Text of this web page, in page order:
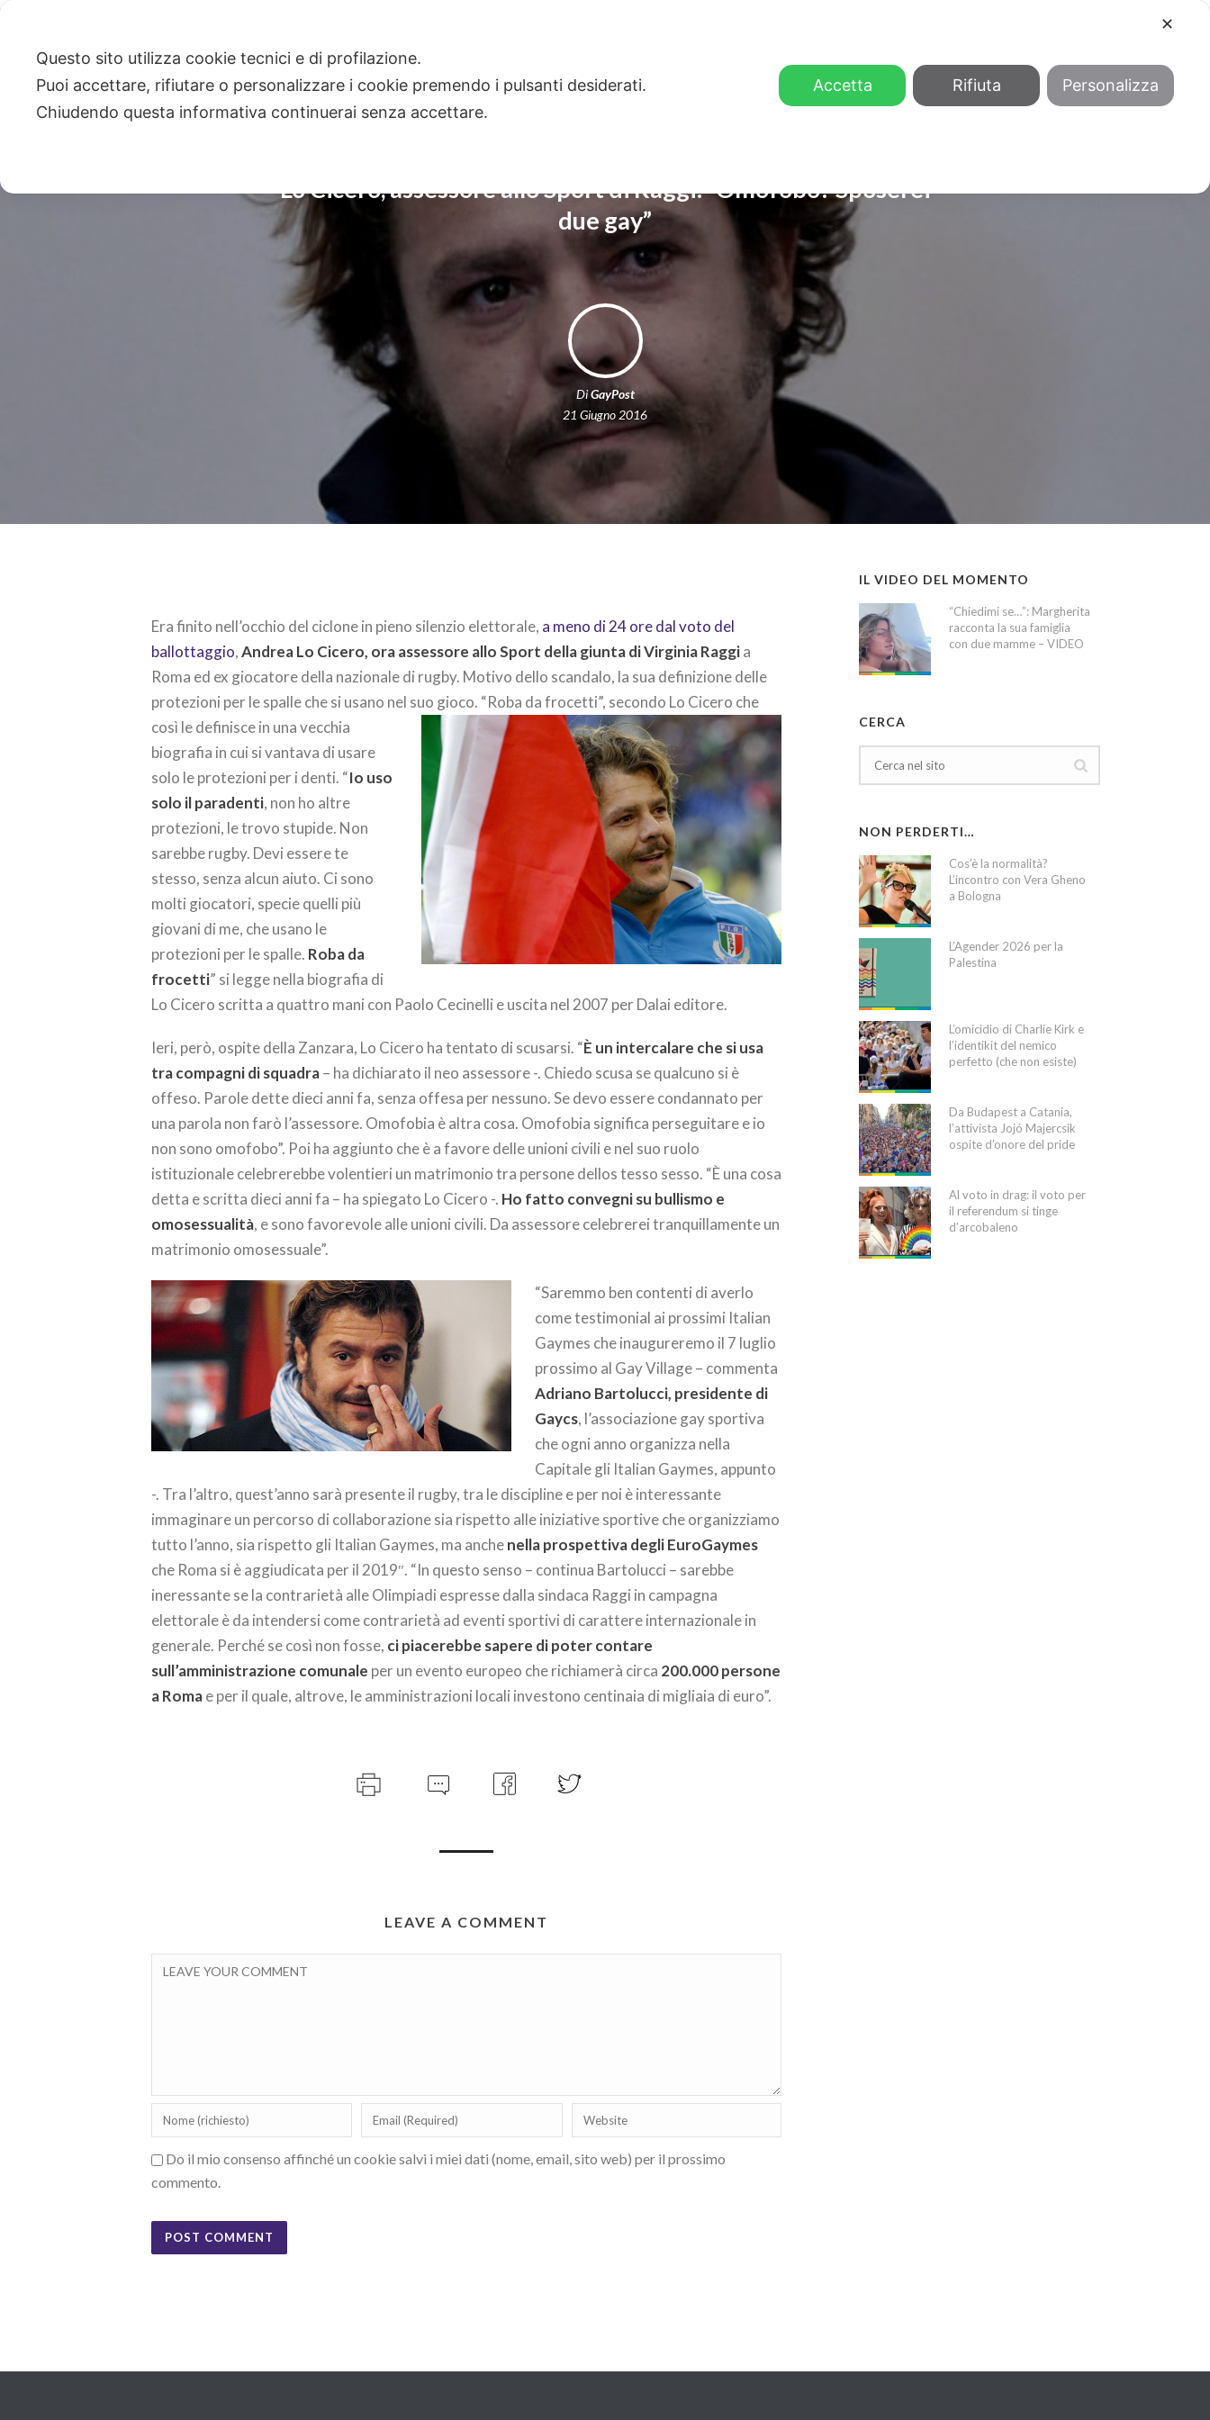
Lo Cicero, assessore allo Sport di Raggi: “Omofobo? Sposerei
due gay”
DiGayPost
21 Giugno 2016
Era finito nell’occhio del ciclone in pieno silenzio elettorale, a meno di 24 ore dal voto del
ballottaggio,Andrea Lo Cicero, ora assessore allo Sport della giunta di Virginia Raggia
Roma ed ex giocatore della nazionale di rugby. Motivo dello scandalo, la sua definizione delle
protezioni per le spalle che si usano nel suo gioco. “Roba da frocetti”, secondo Lo Cicero che
così le definisce in una vecchia
biografia in cui si vantava di usare
solo le protezioni per i denti. “Io uso
solo il paradenti, non ho altre
protezioni, le trovo stupide. Non
sarebbe rugby. Devi essere te
stesso, senza alcun aiuto. Ci sono
molti giocatori, specie quelli più
giovani di me, che usano le
protezioni per le spalle. Roba da
frocetti” si legge nella biografia di
Lo Cicero scritta a quattro mani con Paolo Cecinelli e uscita nel 2007 per Dalai editore.
Ieri, però, ospite della Zanzara, Lo Cicero ha tentato di scusarsi. “È un intercalare che si usa
tra compagni di squadra– ha dichiarato il neo assessore -. Chiedo scusa se qualcuno si è
offeso. Parole dette dieci anni fa, senza offesa per nessuno. Se devo essere condannato per
una parola non farò l’assessore. Omofobia è altra cosa. Omofobia significa perseguitare e io
non sono omofobo”. Poi ha aggiunto che è a favore delle unioni civili e nel suo ruolo
istituzionale celebrerebbe volentieri un matrimonio tra persone dellos tesso sesso. “È una cosa
detta e scritta dieci anni fa – ha spiegato Lo Cicero -. Ho fatto convegni su bullismo e
omosessualità, e sono favorevole alle unioni civili. Da assessore celebrerei tranquillamente un
matrimonio omosessuale”.
“Saremmo ben contenti di averlo
come testimonial ai prossimi Italian
Gaymes che inaugureremo il 7 luglio
prossimo al Gay Village – commenta
Adriano Bartolucci, presidente di
Gaycs, l’associazione gay sportiva
che ogni anno organizza nella
Capitale gli Italian Gaymes, appunto
-. Tra l’altro, quest’anno sarà presente il rugby, tra le discipline e per noi è interessante
immaginare un percorso di collaborazione sia rispetto alle iniziative sportive che organizziamo
tutto l’anno, sia rispetto gli Italian Gaymes, ma anchenella prospettiva degli EuroGaymes
che Roma si è aggiudicata per il 2019″. “In questo senso – continua Bartolucci – sarebbe
ineressante se la contrarietà alle Olimpiadi espresse dalla sindaca Raggi in campagna
elettorale è da intendersi come contrarietà ad eventi sportivi di carattere internazionale in
generale. Perché se così non fosse, ci piacerebbe sapere di poter contare
sull’amministrazione comunale per un evento europeo che richiamerà circa 200.000 persone
a Romae per il quale, altrove, le amministrazioni locali investono centinaia di migliaia di euro”.
LEAVE A COMMENT
Do il mio consenso affinché un cookie salvi i miei dati (nome, email, sito web) per il prossimo
commento.
IL VIDEO DEL MOMENTO
“Chiedimi se…”: Margherita
racconta la sua famiglia
con due mamme – VIDEO
CERCA
NON PERDERTI…
Cos’è la normalità?
L’incontro con Vera Gheno
a Bologna
L’Agender 2026 per la
Palestina
L’omicidio di Charlie Kirk e
l’identikit del nemico
perfetto (che non esiste)
Da Budapest a Catania,
l’attivista Jojó Majercsik
ospite d’onore del pride
Al voto in drag: il voto per
il referendum si tinge
d’arcobaleno
✕
Questo sito utilizza cookie tecnici e di profilazione.
Puoi accettare, rifiutare o personalizzare i cookie premendo i pulsanti desiderati.
Chiudendo questa informativa continuerai senza accettare.
Accetta Rifiuta Personalizza